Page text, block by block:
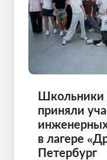
Школьники
приняли
инженерных
в лагере
Петербург